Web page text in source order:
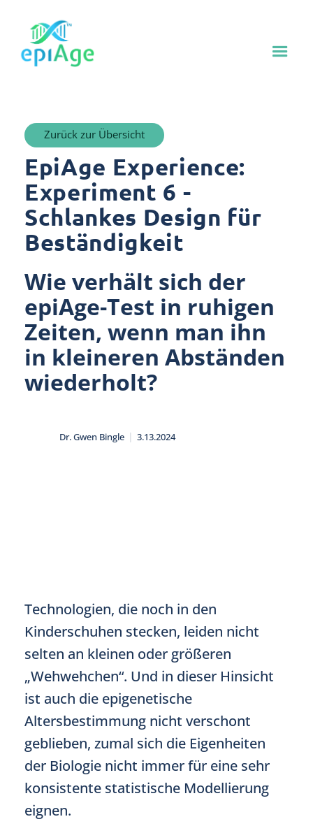
Zurück zur Übersicht
EpiAge Experience:
Experiment 6 -
Schlankes Design für
Beständigkeit
Wie verhält sich der
epiAge-Test in ruhigen
Zeiten, wenn man ihn
in kleineren Abständen
wiederholt?
Dr. Gwen Bingle | 3.13.2024
Technologien, die noch in den
Kinderschuhen stecken, leiden nicht
selten an kleinen oder größeren
„Wehwehchen“. Und in dieser Hinsicht
ist auch die epigenetische
Altersbestimmung nicht verschont
geblieben, zumal sich die Eigenheiten
der Biologie nicht immer für eine sehr
konsistente statistische Modellierung
eignen.